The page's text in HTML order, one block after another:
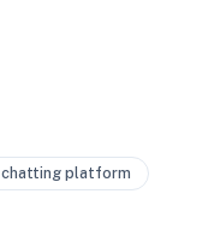
chatting platform